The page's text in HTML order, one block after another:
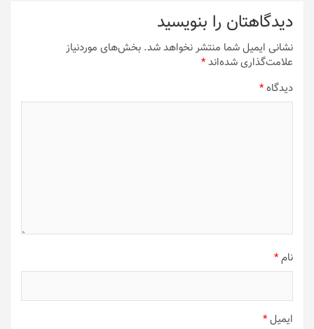
دیدگاهتان را بنویسید
نشانی ایمیل شما منتشر نخواهد شد. بخش‌های موردنیاز
علامت‌گذاری شده‌اند*
دیدگاه*
نام*
ایمیل*